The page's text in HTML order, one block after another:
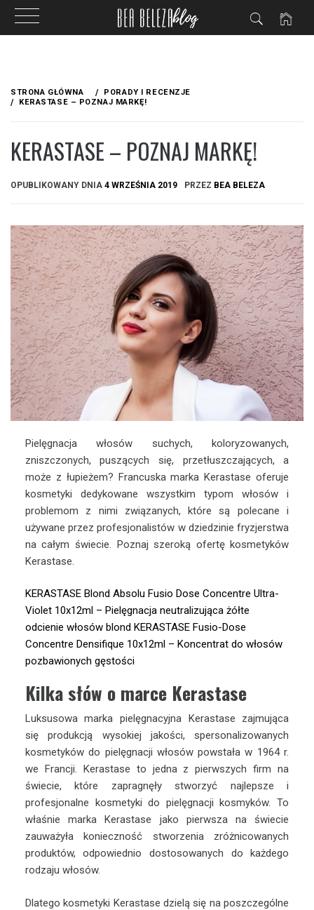
treści
STRONA GŁÓWNA
PORADY I RECENZJE
KERASTASE – POZNAJ MARKĘ!
KERASTASE – POZNAJ MARKĘ!
OPUBLIKOWANY DNIA 4 WRZEŚNIA 2019 PRZEZ BEA BELEZA
Pielęgnacja włosów suchych, koloryzowanych,
zniszczonych, puszących się, przetłuszczających, a
może z łupieżem? Francuska marka Kerastase oferuje
kosmetyki dedykowane wszystkim typom włosów i
problemom z nimi związanych, które są polecane i
używane przez profesjonalistów w dziedzinie fryzjerstwa
na całym świecie. Poznaj szeroką ofertę kosmetyków
Kerastase.
KERASTASE Blond Absolu Fusio Dose Concentre Ultra-
Violet 10x12ml – Pielęgnacja neutralizująca żółte
odcienie włosów blond KERASTASE Fusio-Dose
Concentre Densifique 10x12ml – Koncentrat do włosów
pozbawionych gęstości
Kilka słów o marce Kerastase
Luksusowa marka pielęgnacyjna Kerastase zajmująca
się produkcją wysokiej jakości, spersonalizowanych
kosmetyków do pielęgnacji włosów powstała w 1964 r.
we Francji. Kerastase to jedna z pierwszych firm na
świecie, które zapragnęły stworzyć najlepsze i
profesjonalne kosmetyki do pielęgnacji kosmyków. To
właśnie marka Kerastase jako pierwsza na świecie
zauważyła konieczność stworzenia zróżnicowanych
produktów, odpowiednio dostosowanych do każdego
rodzaju włosów.
Dlatego kosmetyki Kerastase dzielą się na poszczególne